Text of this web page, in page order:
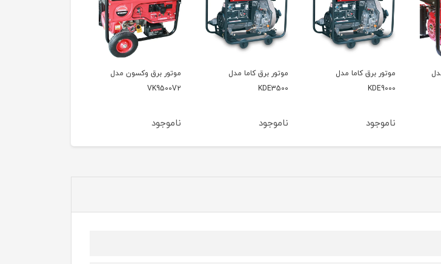
موتور برق کاما مدل
KDE3500
ناموجود
موتور برق وکسون مدل
VK9500V2
ناموجود
موتور برق وکسون مدل
VK9500V
ناموجود